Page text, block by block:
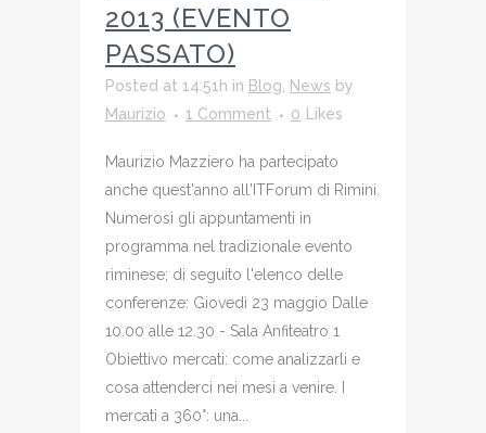
2013 (EVENTO
PASSATO)
Posted at 14:51h in Blog, News by
Maurizio
1 Comment 0 Likes
Maurizio Mazziero ha partecipato
anche quest'anno all'ITForum di Rimini.
Numerosi gli appuntamenti in
programma nel tradizionale evento
riminese; di seguito l'elenco delle
conferenze: Giovedì 23 maggio Dalle
10.00 alle 12.30 - Sala Anfiteatro 1
Obiettivo mercati: come analizzarli e
cosa attenderci nei mesi a venire. I
mercati a 360°: una...